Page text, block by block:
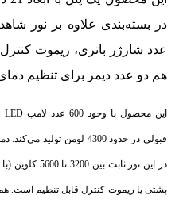
عدد شارژر باتری، ریموت
هم دو عدد دیمر برای تنظیم
قبولی در حدود 4300 لومن